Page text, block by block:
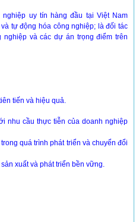
uy tín hàng đầu tại Việt Nam
tự động hóa công nghiệp; là đối tác
nghiệp và các dự án trọng điểm trên
tiến và hiệu quả.
nhu cầu thực tiễn của doanh nghiệp
quá trình phát triển và chuyển đổi
xuất và phát triển bền vững.